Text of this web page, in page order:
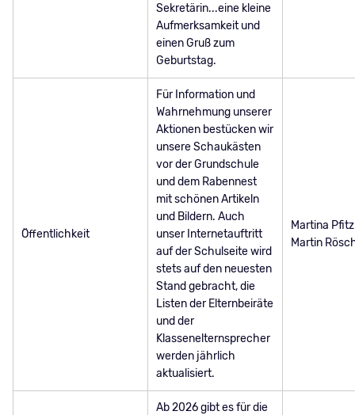
Sekretärin...eine kleine
Aufmerksamkeit und
einen Gruß zum
Geburtstag.
Öffentlichkeit
Für Information und
Wahrnehmung unserer
Aktionen bestücken wir
unsere Schaukästen
vor der Grundschule
und dem Rabennest
mit schönen Artikeln
und Bildern. Auch
unser Internetauftritt
auf der Schulseite wird
stets auf den neuesten
Stand gebracht, die
Listen der Elternbeiräte
und der
Klassenelternsprecher
werden jährlich
aktualisiert.
Martina
Martin
Ab 2026 gibt es für die